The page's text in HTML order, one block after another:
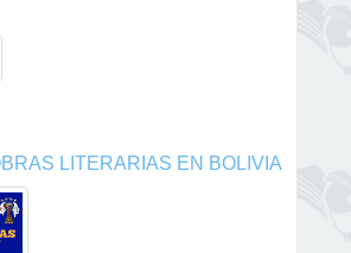
LITERARIAS EN BOLIVIA